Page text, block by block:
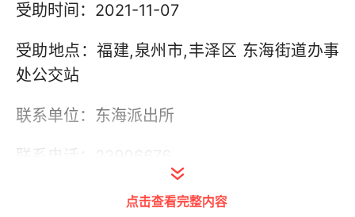
受助时间：2021-11-07
受助地点：福建,泉州市,丰泽区 东海街道办事
处公交站
联系单位：东海派出所
联系电话：22906676
其他信息： 此寻亲信息由丰泽公安提供。
点击查看完整内容